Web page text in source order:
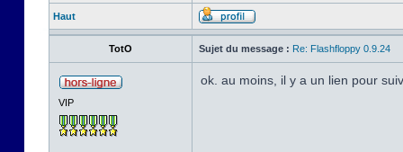
Haut
TotO Sujet du message : Re: Flashfloppy 0.9.24
VIP
ok. au moins, il y a un lien pour